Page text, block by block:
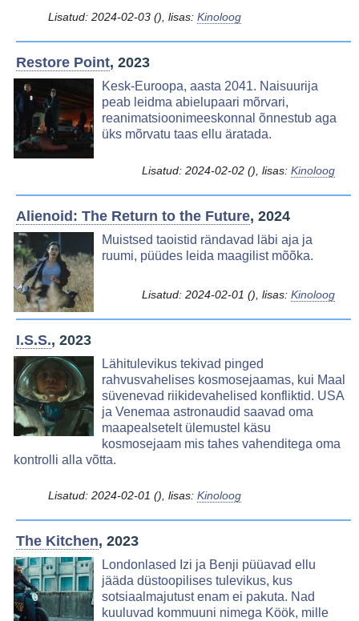
Lisatud: 2024-02-03 (), lisas: Kinoloog
Restore Point, 2023
Image
Kesk-Euroopa, aasta 2041. Naisuurija
peab leidma abielupaari mõrvari,
reanimatsioonimeeskonnal õnnestub aga
üks mõrvatu taas ellu äratada.
Lisatud: 2024-02-02 (), lisas: Kinoloog
Alienoid: The Return to the Future, 2024
Image
Muistsed taoistid rändavad läbi aja ja
ruumi, püüdes leida maagilist mõõka.
Lisatud: 2024-02-01 (), lisas: Kinoloog
I.S.S., 2023
Image
Lähitulevikus tekivad pinged
rahvusvahelises kosmosejaamas, kui Maal
süvenevad riikidevahelised konfliktid. USA
ja Venemaa astronaudid saavad oma
maapealsetelt ülemustel käsu
kosmosejaam mis tahes vahenditega oma
kontrolli alla võtta.
Lisatud: 2024-02-01 (), lisas: Kinoloog
The Kitchen, 2023
Image
Londonlased Izi ja Benji püüavad ellu
jääda düstoopilises tulevikus, kus
sotsiaalmajutust enam ei pakuta. Nad
kuuluvad kommuuni nimega Köök, mille